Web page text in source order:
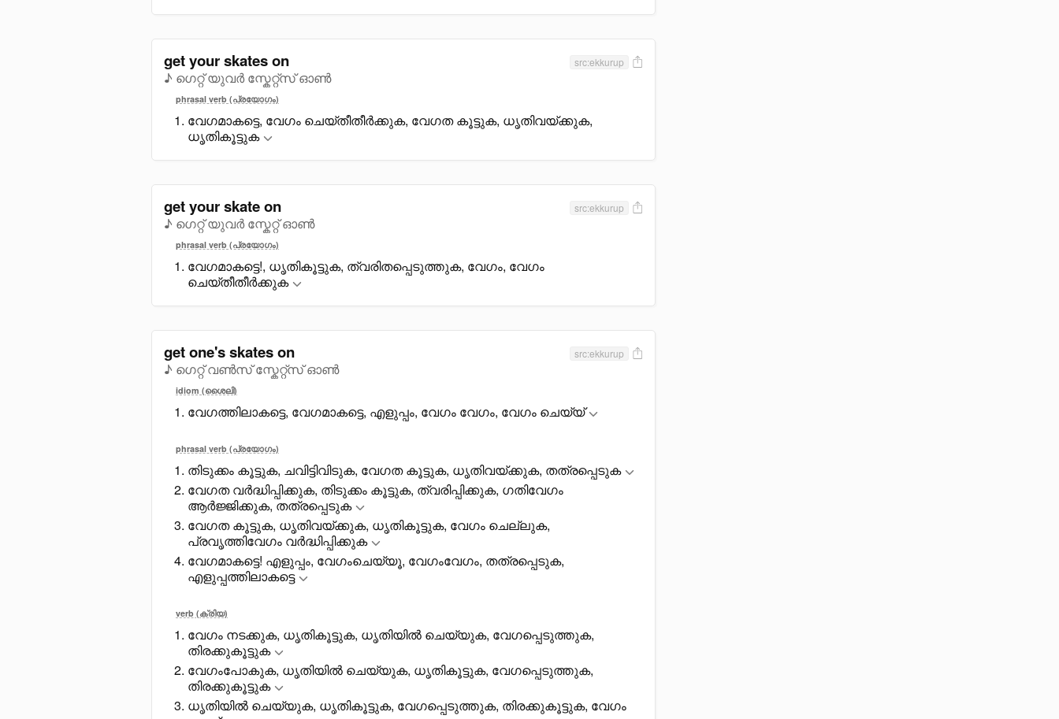
get your skates on
♪ ഗെറ്റ് യുവർ സ്കേറ്റ്സ് ഓൺ
src:ekkurup
phrasal verb (പ്രയോഗം)
വേഗമാകട്ടെ, വേഗം ചെയ്തീതീർക്കുക, വേഗത കൂട്ടുക, ധൃതിവയ്ക്കുക,
ധൃതികൂട്ടുക
get your skate on
♪ ഗെറ്റ് യുവർ സ്കേറ്റ് ഓൺ
src:ekkurup
phrasal verb (പ്രയോഗം)
വേഗമാകട്ടെ!, ധൃതികൂട്ടുക, ത്വരിതപ്പെടുത്തുക, വേഗം, വേഗം
ചെയ്തീതീർക്കുക
get one's skates on
♪ ഗെറ്റ് വൺസ് സ്കേറ്റ്സ് ഓൺ
src:ekkurup
idiom (ശൈലി)
വേഗത്തിലാകട്ടെ, വേഗമാകട്ടെ, എളുപ്പം, വേഗം വേഗം, വേഗം ചെയ്യ്
phrasal verb (പ്രയോഗം)
തിടുക്കം കൂട്ടുക, ചവിട്ടിവിടുക, വേഗത കൂട്ടുക, ധൃതിവയ്ക്കുക, തത്രപ്പെടുക
വേഗത വർദ്ധിപ്പിക്കുക, തിടുക്കം കൂട്ടുക, ത്വരിപ്പിക്കുക, ഗതിവേഗം
ആർജ്ജിക്കുക, തത്രപ്പെടുക
വേഗത കൂട്ടുക, ധൃതിവയ്ക്കുക, ധൃതികൂട്ടുക, വേഗം ചെല്ലുക,
പ്രവൃത്തിവേഗം വർദ്ധിപ്പിക്കുക
വേഗമാകട്ടെ! എളുപ്പം, വേഗംചെയ്യൂ, വേഗംവേഗം, തത്രപ്പെടുക,
എളുപ്പത്തിലാകട്ടെ
verb (ക്രിയ)
വേഗം നടക്കുക, ധൃതികൂട്ടുക, ധൃതിയിൽ ചെയ്യുക, വേഗപ്പെടുത്തുക,
തിരക്കുകൂട്ടുക
വേഗംപോകുക, ധൃതിയിൽ ചെയ്യുക, ധൃതികൂട്ടുക, വേഗപ്പെടുത്തുക,
തിരക്കുകൂട്ടുക
ധൃതിയിൽ ചെയ്യുക, ധൃതികൂട്ടുക, വേഗപ്പെടുത്തുക, തിരക്കുകൂട്ടുക, വേഗം